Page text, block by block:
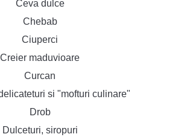
Ceva dulce
Chebab
Ciuperci
Creier maduvioare
Curcan
si "mofturi culinare"
Drob
Dulceturi, siropuri